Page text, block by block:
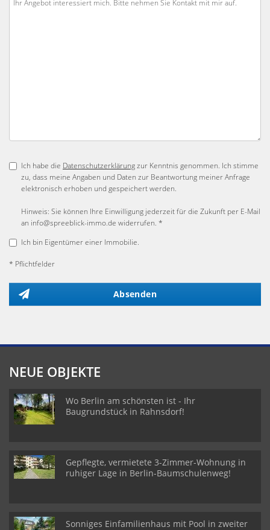
Ich habe die Datenschutzerklärungzur Kenntnis genommen. Ich stimme
zu, dass meine Angaben und Daten zur Beantwortung meiner Anfrage
elektronisch erhoben und gespeichert werden.
Hinweis: Sie können Ihre Einwilligung jederzeit für die Zukunft per E-Mail
an info@spreeblick-immo.de widerrufen. *
Ich bin Eigentümer einer Immobilie.
* Pflichtfelder
Absenden
NEUE OBJEKTE
Wo Berlin am schönsten ist - Ihr
Baugrundstück in Rahnsdorf!
Gepflegte, vermietete 3-Zimmer-Wohnung in
ruhiger Lage in Berlin-Baumschulenweg!
Sonniges Einfamilienhaus mit Pool in zweiter